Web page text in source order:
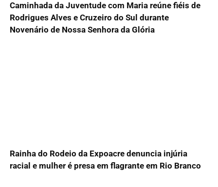
Caminhada da Juventude com Maria reúne fiéis de
Rodrigues Alves e Cruzeiro do Sul durante
Novenário de Nossa Senhora da Glória
Rainha do Rodeio da Expoacre denuncia injúria
racial e mulher é presa em flagrante em Rio Branco